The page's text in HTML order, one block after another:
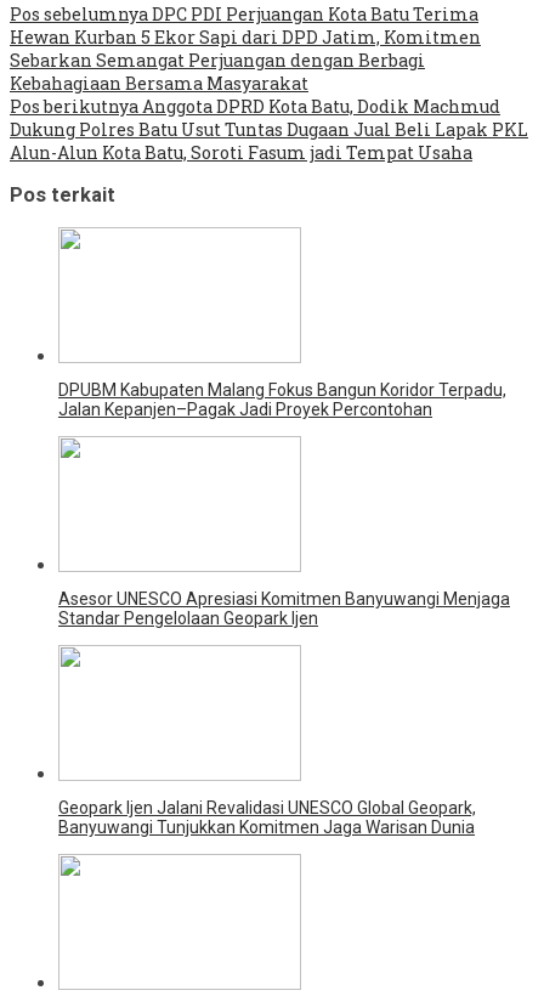
Pos sebelumnyaDPC PDI Perjuangan Kota Batu Terima
Hewan Kurban 5 Ekor Sapi dari DPD Jatim, Komitmen
Sebarkan Semangat Perjuangan dengan Berbagi
Kebahagiaan Bersama Masyarakat
Pos berikutnyaAnggota DPRD Kota Batu, Dodik Machmud
Dukung Polres Batu Usut Tuntas Dugaan Jual Beli Lapak PKL
Alun-Alun Kota Batu, Soroti Fasum jadi Tempat Usaha
Pos terkait
DPUBM Kabupaten Malang Fokus Bangun Koridor Terpadu,
Jalan Kepanjen–Pagak Jadi Proyek Percontohan
Asesor UNESCO Apresiasi Komitmen Banyuwangi Menjaga
Standar Pengelolaan Geopark Ijen
Geopark Ijen Jalani Revalidasi UNESCO Global Geopark,
Banyuwangi Tunjukkan Komitmen Jaga Warisan Dunia